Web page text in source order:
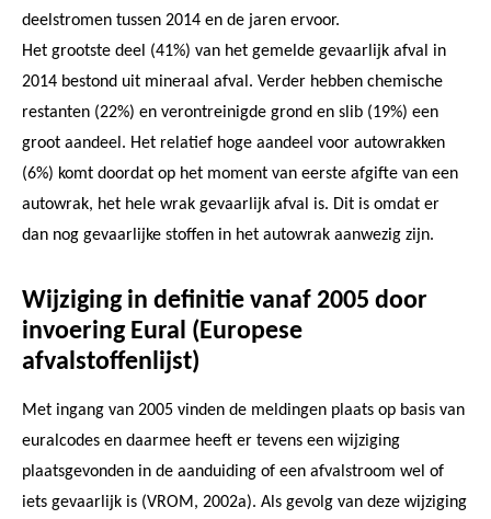
deelstromen tussen 2014 en de jaren ervoor.
Het grootste deel (41%) van het gemelde gevaarlijk afval in
2014 bestond uit mineraal afval. Verder hebben chemische
restanten (22%) en verontreinigde grond en slib (19%) een
groot aandeel. Het relatief hoge aandeel voor autowrakken
(6%) komt doordat op het moment van eerste afgifte van een
autowrak, het hele wrak gevaarlijk afval is. Dit is omdat er
dan nog gevaarlijke stoffen in het autowrak aanwezig zijn.
Wijziging in definitie vanaf 2005 door
invoering Eural (Europese
afvalstoffenlijst)
Met ingang van 2005 vinden de meldingen plaats op basis van
euralcodes en daarmee heeft er tevens een wijziging
plaatsgevonden in de aanduiding of een afvalstroom wel of
iets gevaarlijk is (VROM, 2002a). Als gevolg van deze wijziging